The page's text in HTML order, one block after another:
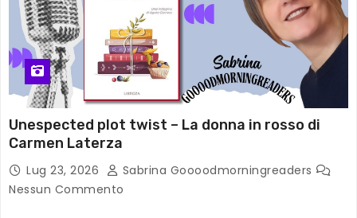
Unespected plot twist – La donna in rosso di
Carmen Laterza
Lug 23, 2026
Sabrina Goooodmorningreaders
Nessun Commento